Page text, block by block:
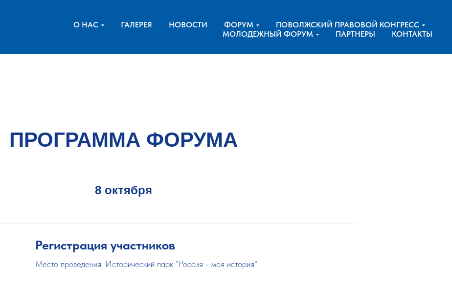
О НАС ГАЛЕРЕЯ НОВОСТИ ФОРУМ
ПОВОЛЖСКИЙ ПРАВОВОЙ КОНГРЕСС
МОЛОДЕЖНЫЙ ФОРУМ
ПАРТНЕРЫ КОНТАКТЫ
ПРОГРАММА ФОРУМА
8 октября
Регистрация участников
Место проведения: Исторический парк "Россия - моя история"